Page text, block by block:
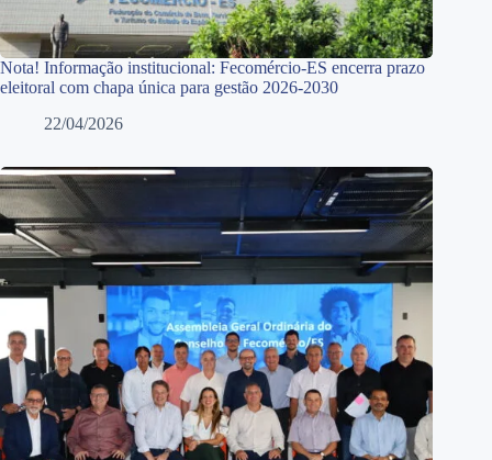
Nota! Informação institucional: Fecomércio-ES encerra prazo
eleitoral com chapa única para gestão 2026-2030
22/04/2026